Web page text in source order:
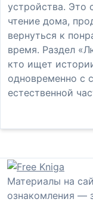
устройства. Это
чтение дома,
вернуться к
время. Раздел
кто ищет
одновременно с
естественной
Материалы на
ознакомления —